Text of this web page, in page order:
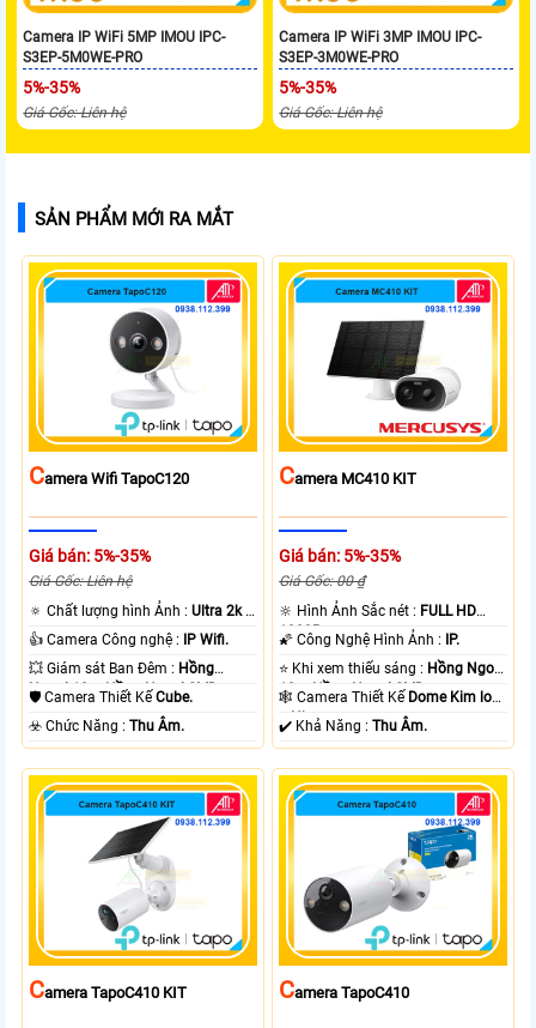
Camera IP WiFi 5MP IMOU IPC-
S3EP-5M0WE-PRO
5%-35%
Giá Gốc: Liên hệ
Camera IP WiFi 3MP IMOU IPC-
S3EP-3M0WE-PRO
5%-35%
Giá Gốc: Liên hệ
SẢN PHẨM MỚI RA MẮT
CAmera Wifi TapoC120
Giá bán: 5%-35%
Giá Gốc: Liên hệ
🔅 Chất lượng hình Ảnh :Ultra 2k +
.
👍 Camera Công nghệ :
IP Wifi.
💥 Giám sát Ban Đêm : Hồng
Ngoại 10m Hồng Ngoại SMD.
🛡 Camera Thiết KếCube.
️☣️ Chức Năng :Thu Âm.
CAmera MC410 KIT
Giá bán: 5%-35%
Giá Gốc: 00 ₫
🔆 Hình Ảnh Sắc nét : FULL HD
1080P .
🌠 Công Nghệ Hình Ảnh :
IP.
⭐ Khi xem thiếu sáng : Hồng Ngoại
10m Hồng Ngoại SMD.
🕸️ Camera Thiết Kế Dome Kim loại
+ Nhựa.
️✔️ Khả Năng :Thu Âm.
CAmera TapoC410 KIT CAmera TapoC410